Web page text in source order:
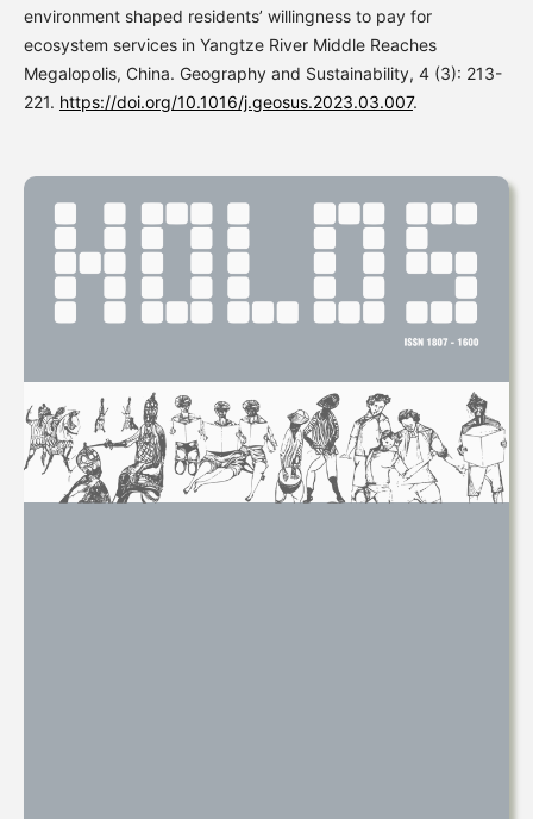
environment shaped residents’ willingness to pay for
ecosystem services in Yangtze River Middle Reaches
Megalopolis, China. Geography and Sustainability, 4 (3): 213-
221. https://doi.org/10.1016/j.geosus.2023.03.007.